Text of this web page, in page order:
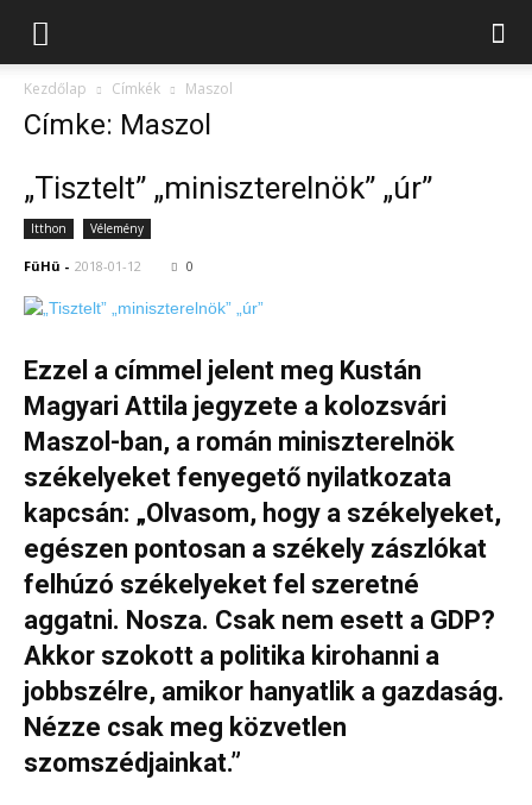
Kezdőlap Címkék Maszol
Címke: Maszol
„Tisztelt” „miniszterelnök” „úr”
Itthon Vélemény
FüHü - 2018-01-12 0
Ezzel a címmel jelent meg Kustán
Magyari Attila jegyzete a kolozsvári
Maszol-ban, a román miniszterelnök
székelyeket fenyegető nyilatkozata
kapcsán: „Olvasom, hogy a székelyeket,
egészen pontosan a székely zászlókat
felhúzó székelyeket fel szeretné
aggatni. Nosza. Csak nem esett a GDP?
Akkor szokott a politika kirohanni a
jobbszélre, amikor hanyatlik a gazdaság.
Nézze csak meg közvetlen
szomszédjainkat.”